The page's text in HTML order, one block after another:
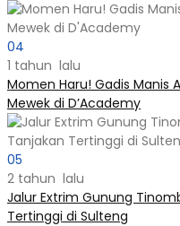
04
1 tahun lalu
Momen Haru! Gadis Manis
Mewek di D’Academy​
05
2 tahun lalu
Jalur Extrim Gunung
Tertinggi di Sulteng